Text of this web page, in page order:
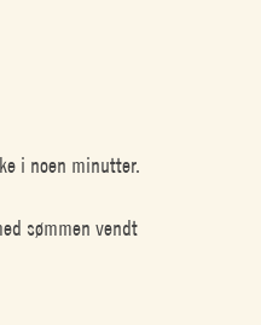
i noen minutter.
sømmen vendt